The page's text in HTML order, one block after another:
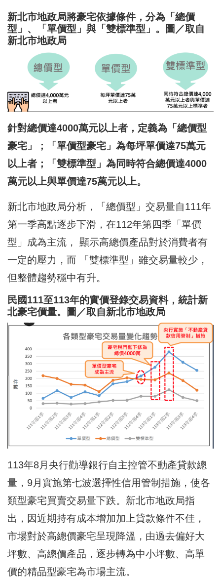
新北市地政局將豪宅依據條件，分為「總價
型」、「單價型」與「雙標準型」。圖／取自
新北市地政局
針對總價達4000萬元以上者，定義為「總價型
豪宅」；「單價型豪宅」為每坪單價達75萬元
以上者；「雙標準型」為同時符合總價達4000
萬元以上與單價達75萬元以上。
新北市地政局分析，「總價型」交易量自111年
第一季高點逐步下滑，在112年第四季「單價
型」成為主流， 顯示高總價產品對於消費者有
一定的壓力，而 「雙標準型」雖交易量較少，
但整體趨勢穩中有升。
民國111至113年的實價登錄交易資料，統計新
北豪宅價量。圖／取自新北市地政局
113年8月央行勸導銀行自主控管不動產貸款總
量，9月實施第七波選擇性信用管制措施，使各
類型豪宅買賣交易量下跌。新北市地政局指
出，因近期持有成本增加加上貸款條件不佳，
市場對於高總價豪宅呈現降溫，由過去偏好大
坪數、高總價產品，逐步轉為中小坪數、高單
價的精品型豪宅為市場主流。